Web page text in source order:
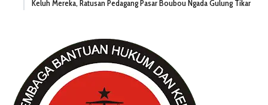
Keluh Mereka, Ratusan Pedagang Pasar Boubou Ngada Gulung Tikar